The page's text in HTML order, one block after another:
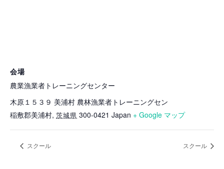
会場
農業漁業者トレーニングセンター
木原１５３９ 美浦村 農林漁業者トレーニングセン
稲敷郡美浦村, 茨城県 300-0421 Japan + Google マップ
スクール スクール